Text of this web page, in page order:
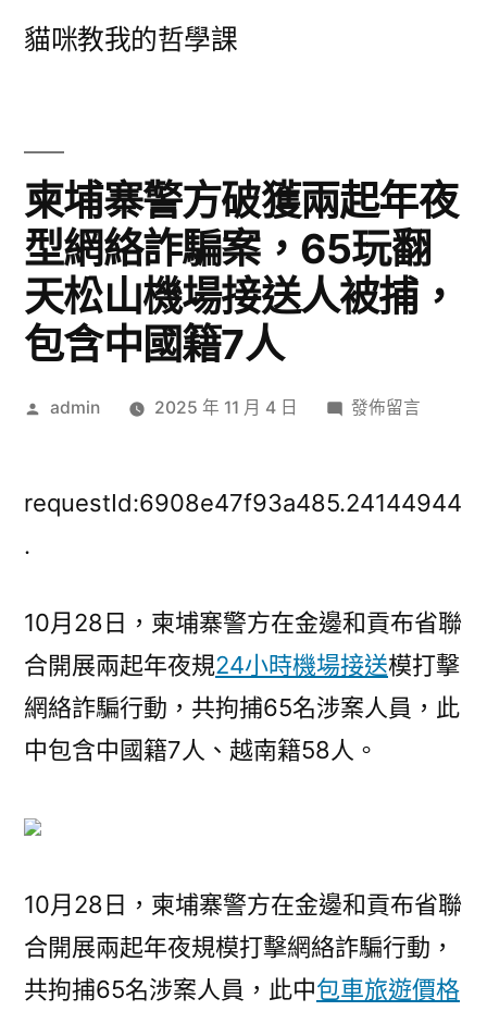
貓咪教我的哲學課
柬埔寨警方破獲兩起年夜
型網絡詐騙案，65玩翻
天松山機場接送人被捕，
包含中國籍7人
作
admin 2025 年 11 月 4 日
在
寨
獲
兩
起
年
夜
騙
65
玩
發佈留言
requestId:6908e47f93a485.24144944
.
10月28日，柬埔寨警方在金邊和貢布省聯
合開展兩起年夜規24小時機場接送模打擊
網絡詐騙行動，共拘捕65名涉案人員，此
中包含中國籍7人、越南籍58人。
10月28日，柬埔寨警方在金邊和貢布省聯
合開展兩起年夜規模打擊網絡詐騙行動，
共拘捕65名涉案人員，此中包車旅遊價格